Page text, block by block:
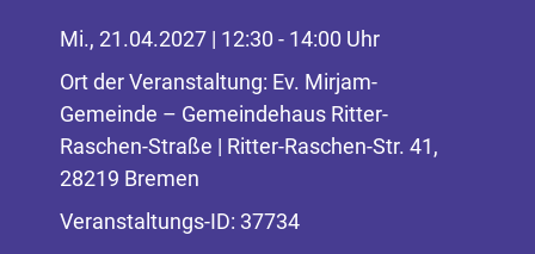
Mi., 21.04.2027 | 12:30 - 14:00 Uhr
Ort der Veranstaltung: Ev. Mirjam-
Gemeinde – Gemeindehaus Ritter-
Raschen-Straße | Ritter-Raschen-Str. 41,
28219 Bremen
Veranstaltungs-ID: 37734